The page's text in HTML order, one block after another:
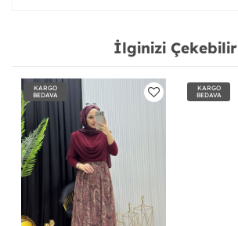
İlginizi Çekebilir
KARGO
BEDAVA
KARGO
BEDAVA